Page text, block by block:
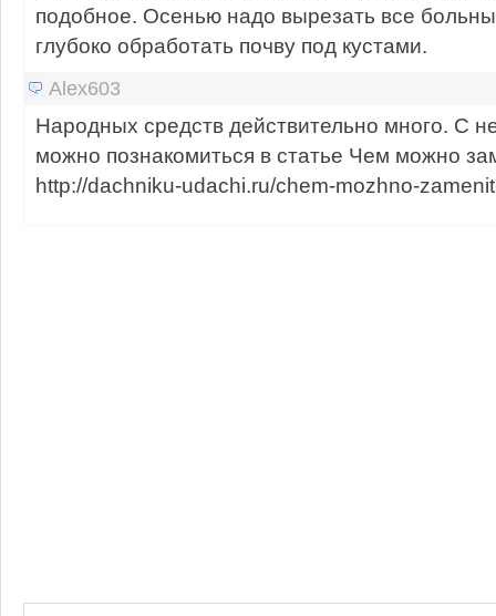
подобное. Осенью надо вырезать все
глубоко обработать почву под кустами.
Alex603
Народных средств действительно много. С
можно познакомиться в статье Чем можно
http://dachniku-udachi.ru/chem-mozhno-